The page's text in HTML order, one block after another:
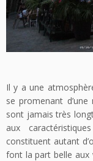
Il y a une
se promenant
sont jamais très
aux
constituent autant
font la part belle aux